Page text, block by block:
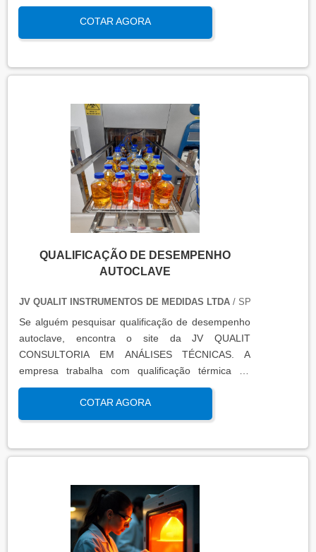
sensores calibrados e registradores de dados, essa
análise garante que os padrões térmicos estejam
dentro das faixas exigidas por normas regulatórias,
transportado.
COTAR AGORA
QUALIFICAÇÃO DE DESEMPENHO
AUTOCLAVE
JV QUALIT INSTRUMENTOS DE MEDIDAS LTDA/ SP
Se alguém pesquisar qualificação de desempenho
autoclave, encontra o site da JV QUALIT
CONSULTORIA EM ANÁLISES TÉCNICAS. A
empresa trabalha com qualificação térmica de
equipamentos e engenharia, disponibilizando o que
há de mais atual para garantir a qualidade final
para seus clientes.
COTAR AGORA